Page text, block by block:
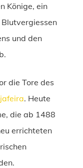
Könige, ein
und den
die Tore des
. Heute
die ab 1488
errichteten